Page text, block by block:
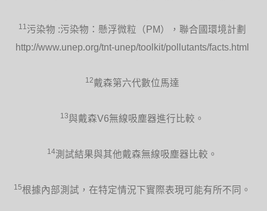
11 污染物 :污染物：懸浮微粒（PM），聯合國環境計劃
http://www.unep.org/tnt-unep/toolkit/pollutants/facts.html
12戴森第六代數位馬達
13與戴森V6無線吸塵器進行比較。
14測試結果與其他戴森無線吸塵器比較。
15根據內部測試，在特定情況下實際表現可能有所不同。